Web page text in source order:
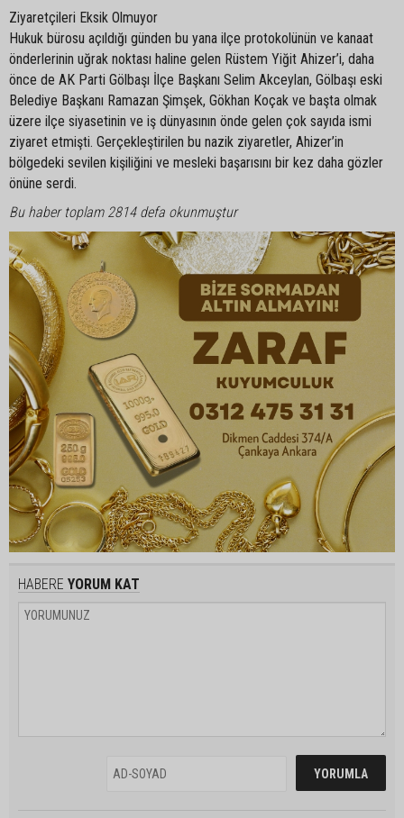
Ziyaretçileri Eksik Olmuyor
Hukuk bürosu açıldığı günden bu yana ilçe protokolünün ve kanaat
önderlerinin uğrak noktası haline gelen Rüstem Yiğit Ahizer’i, daha
önce de AK Parti Gölbaşı İlçe Başkanı Selim Akceylan, Gölbaşı eski
Belediye Başkanı Ramazan Şimşek, Gökhan Koçak ve başta olmak
üzere ilçe siyasetinin ve iş dünyasının önde gelen çok sayıda ismi
ziyaret etmişti. Gerçekleştirilen bu nazik ziyaretler, Ahizer’in
bölgedeki sevilen kişiliğini ve mesleki başarısını bir kez daha gözler
önüne serdi.
Bu haber toplam 2814 defa okunmuştur
HABERE YORUM KAT